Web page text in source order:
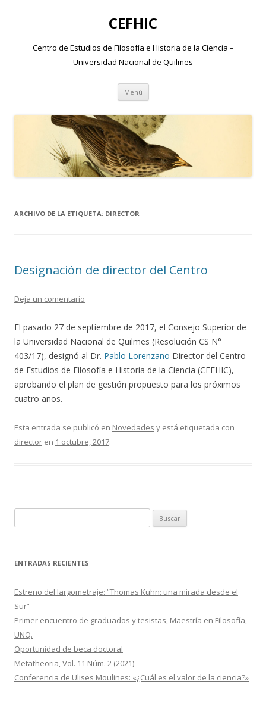
CEFHIC
Centro de Estudios de Filosofía e Historia de la Ciencia –
Universidad Nacional de Quilmes
Menú Saltar
contenido
ARCHIVO DE LA ETIQUETA: DIRECTOR
Designación de director del Centro
Deja un comentario
El pasado 27 de septiembre de 2017, el Consejo Superior de
la Universidad Nacional de Quilmes (Resolución CS N°
403/17), designó al Dr. Pablo Lorenzano Director del Centro
de Estudios de Filosofía e Historia de la Ciencia (CEFHIC),
aprobando el plan de gestión propuesto para los próximos
cuatro años.
Esta entrada se publicó en Novedades y está etiquetada con
director en 1 octubre, 2017.
ENTRADAS RECIENTES
Estreno del largometraje: “Thomas Kuhn: una mirada desde el
Sur”
Primer encuentro de graduados y tesistas, Maestría en Filosofía,
UNQ.
Oportunidad de beca doctoral
Metatheoria, Vol. 11 Núm. 2 (2021)
Conferencia de Ulises Moulines: «¿Cuál es el valor de la ciencia?»